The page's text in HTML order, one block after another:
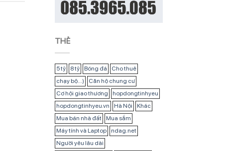
THẺ
5 tỷ 8 tỷ Bóng đá
Cho thuê
chạy bộ...)
Căn hộ chung cư
Cơ hội giao thương
hopdongtinhyeu
hopdongtinhyeu.vn
Hà Nội
Khác
Mua bán nhà đất
Mua sắm
Máy tính và Laptop
ndag.net
Người yêu lâu dài